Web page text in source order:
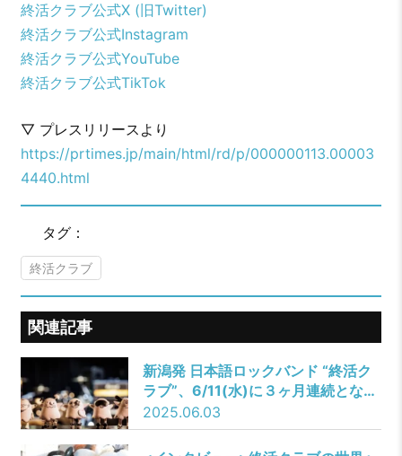
終活クラブ公式X (旧Twitter)
終活クラブ公式Instagram
終活クラブ公式YouTube
終活クラブ公式TikTok
▽ プレスリリースより
https://prtimes.jp/main/html/rd/p/000000113.00003
4440.html
タグ：
終活クラブ
関連記事
新潟発 日本語ロックバンド “終活ク
ラブ”、6/11(水)に３ヶ月連続となる
新曲「幽霊」がデジタルリリース決
定！
2025.06.03